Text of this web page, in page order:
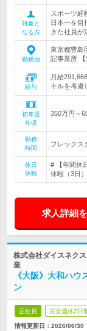
対象と
なる方
スポーツ経
日本一を目
きた社員が
勤務地
東京都豊島
記事業所
給与
月給
キルを考慮
初年度
年収
350万円～
勤務
時間
フレックス
休日
休暇
# 【年間休
休暇（3日
求人詳細
株式会社ダイスネク
業
《大阪》大和ハ
ン
正社員 完全週休2日
情報更新日：2026/06/30